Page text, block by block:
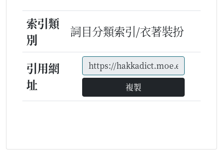
索引類
別
詞目分類索引/衣著裝扮
引用網
址
複製